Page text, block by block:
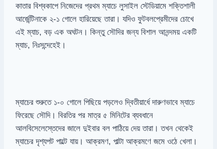
কাতার বিশ্বকাপে নিজেদের প্রথম ম্যাচে লুসাইল স্টেডিয়ামে শক্তিশালী
আর্জেন্টিনাকে ২-১ গোলে হারিয়েছে তারা। যদিও ফুটবলপ্রেমীদের চোখে
এই ম্যাচ, বড় এক অঘটন। কিন্তু সৌদির জন্য বিশাল আনন্দময় একটি
ম্যাচ, নিঃসন্দেহেই।
ম্যাচের শুরুতে ১-০ গোলে পিছিয়ে পড়লেও দ্বিতীয়ার্ধে দারুণভাবে ম্যাচে
ফিরেছে সৌদি। বিরতির পর মাত্র ৫ মিনিটের ব্যবধানে
আলবিসেলেস্তেদের জালে দুইবার বল পাঠিয়ে দেয় তারা। তখন থেকেই
ম্যাচের দৃশ্যপট পাল্টে যায়। আক্রমণ, পাল্টা আক্রমণে জমে ওঠে খেলা।